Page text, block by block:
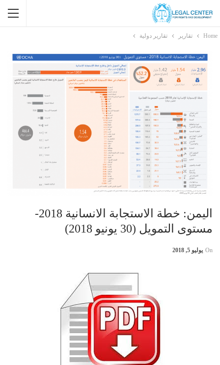
Home تقارير تقارير دولية
اليمن: خطة الاستجابة الانسانية 2018-
مستوى التمويل (30 يونيو 2018)
On يوليو 5, 2018